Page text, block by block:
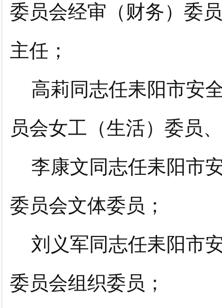
委员会经审（财务）委
主任；
高莉同志任耒阳市安
员会女工（生活）委员
李康文同志任耒阳市
委员会文体委员；
刘义军同志任耒阳市
委员会组织委员；